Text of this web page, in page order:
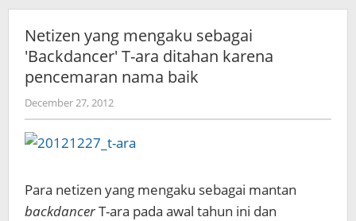
Netizen yang mengaku sebagai
'Backdancer' T-ara ditahan karena
pencemaran nama baik
December 27, 2012by
Koreanindo
Para netizen yang mengaku sebagai mantan
backdancerT-ara pada awal tahun ini dan